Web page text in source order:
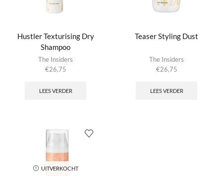
Hustler Texturising Dry
Shampoo
The Insiders
€26,75
LEES VERDER
Teaser Styling Dust
The Insiders
€26,75
LEES VERDER
UITVERKOCHT